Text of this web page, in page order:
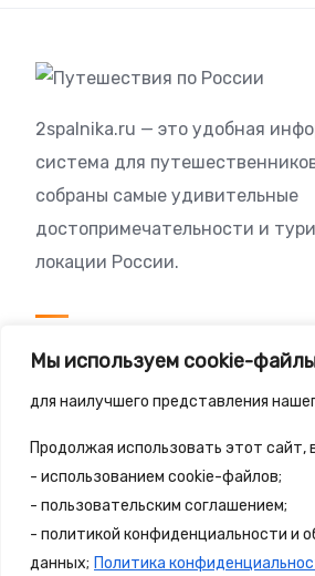
Мы используем cookie-
для наилучшего представления
Продолжая использовать этот сайт,
- использованием cookie-файлов;
- пользовательским соглашением;
- политикой конфиденциальности и
данных; Политика
2spalnika.ru — это удобная
система для
собраны самые удивительные
достопримечательности и
локации России.
© 2025 - 2spalnika.ru Все